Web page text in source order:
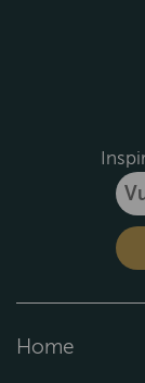
Home